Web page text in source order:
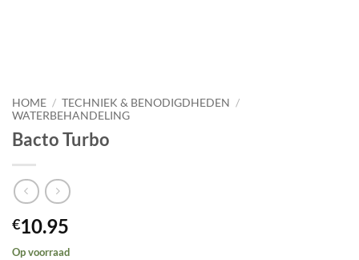
HOME / TECHNIEK & BENODIGDHEDEN /
WATERBEHANDELING
Bacto Turbo
€10.95
Op voorraad